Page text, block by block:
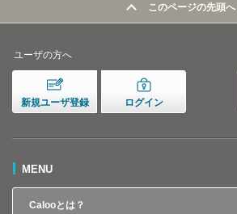
このページの先頭へ
ユーザの方へ
新規ユーザ登録 ログイン
MENU
Calooとは？